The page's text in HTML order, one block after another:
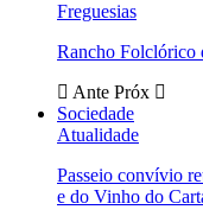
Freguesias
Rancho Folclórico
Ante Próx
Sociedade
Atualidade
Passeio convívio
e do Vinho do